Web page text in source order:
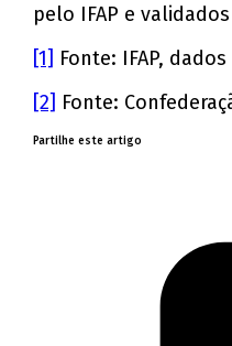
pelo IFAP e
[1] Fonte: IFAP,
[2] Fonte:
Partilhe este artigo